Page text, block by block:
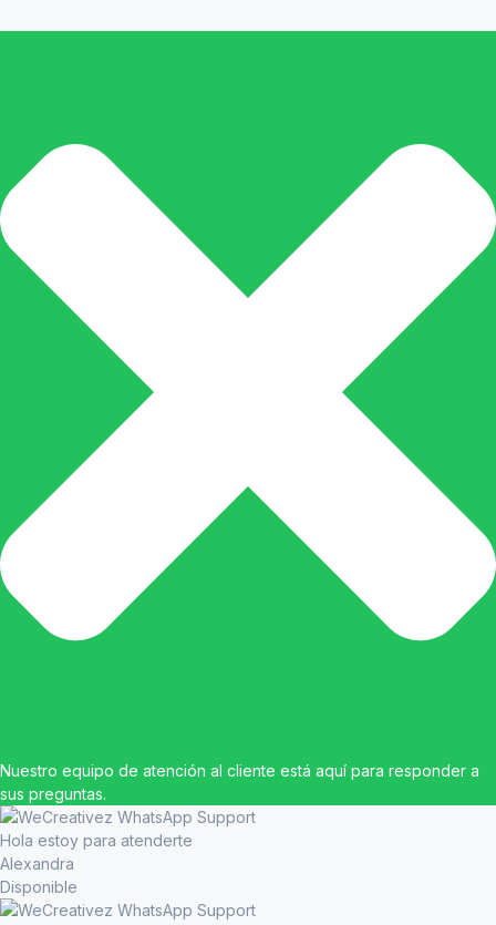
Nuestro equipo de atención al cliente está aquí para responder a
sus preguntas.
Hola estoy para atenderte
Alexandra
Disponible